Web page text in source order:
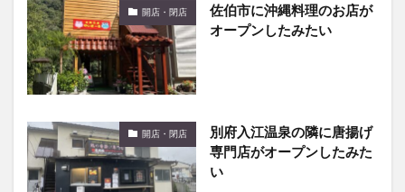
開店・閉店
佐伯市に沖縄料理のお店が
オープンしたみたい
開店・閉店
別府入江温泉の隣に唐揚げ
専門店がオープンしたみた
い